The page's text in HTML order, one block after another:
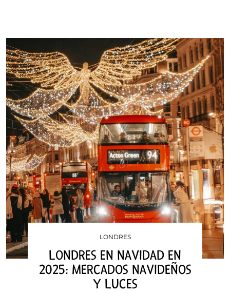
LONDRES
LONDRES EN NAVIDAD EN
2025: MERCADOS NAVIDEÑOS
Y LUCES